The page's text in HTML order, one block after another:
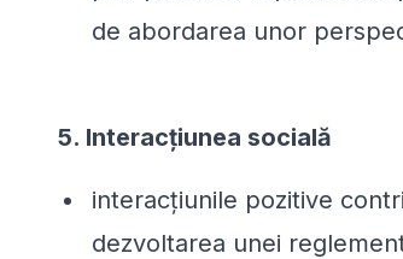
de abordarea unor
5. Interacțiunea socială
interacțiunile pozitive
dezvoltarea unei